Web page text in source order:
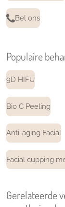
Bel ons
Populaire
9D HIFU
Bio C Peeling
Anti-aging Facial
Facial cupping
Gerelateerde